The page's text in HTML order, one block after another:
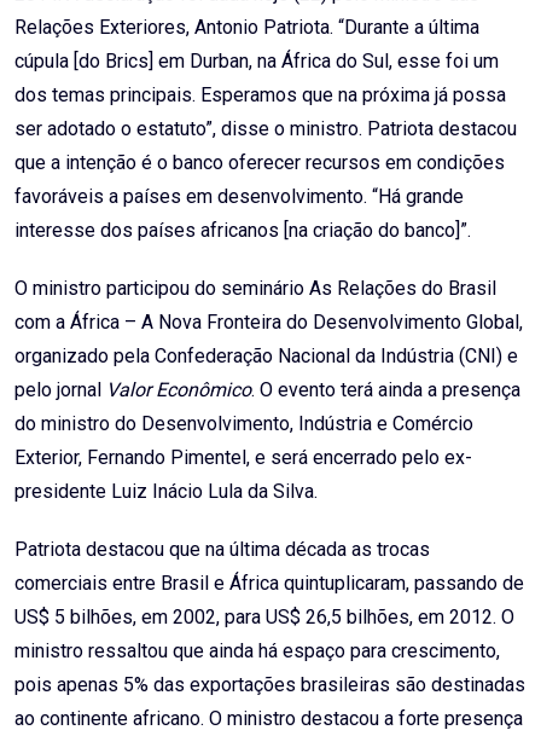
Relações Exteriores, Antonio Patriota. “Durante a última
cúpula [do Brics] em Durban, na África do Sul, esse foi um
dos temas principais. Esperamos que na próxima já possa
ser adotado o estatuto”, disse o ministro. Patriota destacou
que a intenção é o banco oferecer recursos em condições
favoráveis a países em desenvolvimento. “Há grande
interesse dos países africanos [na criação do banco]”.
O ministro participou do seminário As Relações do Brasil
com a África – A Nova Fronteira do Desenvolvimento Global,
organizado pela Confederação Nacional da Indústria (CNI) e
pelo jornal Valor Econômico. O evento terá ainda a presença
do ministro do Desenvolvimento, Indústria e Comércio
Exterior, Fernando Pimentel, e será encerrado pelo ex-
presidente Luiz Inácio Lula da Silva.
Patriota destacou que na última década as trocas
comerciais entre Brasil e África quintuplicaram, passando de
US$ 5 bilhões, em 2002, para US$ 26,5 bilhões, em 2012. O
ministro ressaltou que ainda há espaço para crescimento,
pois apenas 5% das exportações brasileiras são destinadas
ao continente africano. O ministro destacou a forte presença